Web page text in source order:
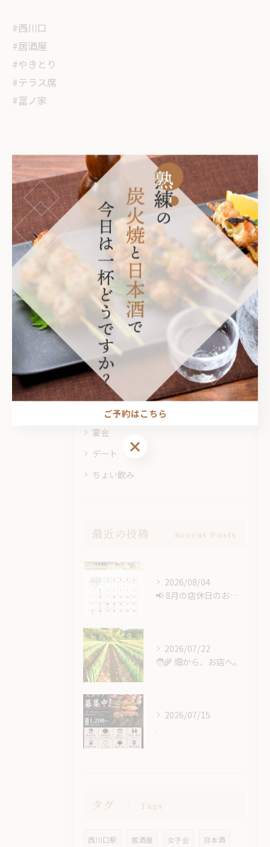
#西川口
#居酒屋
#やきとり
#テラス席
#冨ノ家
< 前のページ 一覧に戻る 次のページ >
関連タグ
#居酒屋
カテゴリー Categories
全てのカテゴリー
焼き鳥
飲み放題
宴会
デート
ちょい飲み
最近の投稿 Recent Posts
2026/08/04
📢 8月の店休日のお知らせ🍉
2026/07/22
🧑‍🌾 畑から、お店へ。
2026/07/15
.
タグ Tags
西川口駅 居酒屋 女子会 日本酒
ご予約はこちら
ご予約はこちら